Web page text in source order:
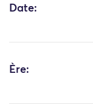
Date:
Ère: